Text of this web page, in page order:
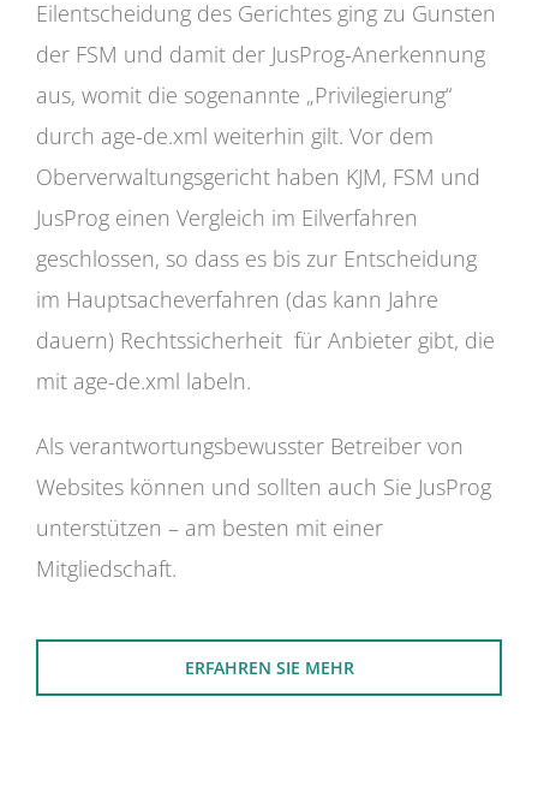
Eilentscheidung des Gerichtes ging zu Gunsten
der FSM und damit der JusProg-Anerkennung
aus, womit die sogenannte „Privilegierung“
durch age-de.xml weiterhin gilt. Vor dem
Oberverwaltungsgericht haben KJM, FSM und
JusProg einen Vergleich im Eilverfahren
geschlossen, so dass es bis zur Entscheidung
im Hauptsacheverfahren (das kann Jahre
dauern) Rechtssicherheit für Anbieter gibt, die
mit age-de.xml labeln.
Als verantwortungsbewusster Betreiber von
Websites können und sollten auch Sie JusProg
unterstützen – am besten mit einer
Mitgliedschaft.
ERFAHREN SIE MEHR